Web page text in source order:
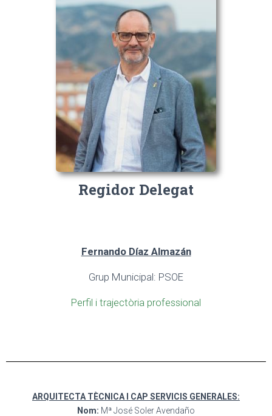
Regidor Delegat
Fernando Díaz Almazán
Grup Municipal: PSOE
Perfil i trajectòria professional
ARQUITECTA TÈCNICA I CAP SERVICIS GENERALES:
Nom: Mª José Soler Avendaño